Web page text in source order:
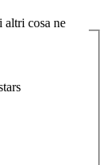
altri cosa ne